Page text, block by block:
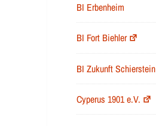
BI Erbenheim
BI Fort Biehler
BI Zukunft Schierstein
Cyperus 1901 e.V.